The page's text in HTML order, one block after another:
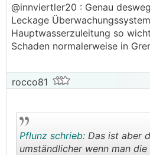
@innviertler20 : Genau
Leckage
Hauptwasserzuleitung so
Schaden normalerweise in
rocco81
Pflunz schrieb: Das ist aber
umständlicher wenn man